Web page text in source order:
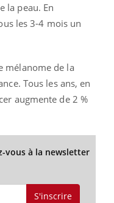
la peau. En
les 3-4 mois un
mélanome de la
Tous les ans, en
augmente de 2 %
vous à la newsletter
S'inscrire